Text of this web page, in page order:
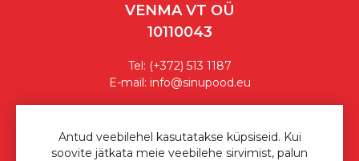
VENMA VT OÜ
10110043
Tel: (+372) 513 1187
E-mail: info@sinupood.eu
Ostutingimused
Privaatsuspoliitika
Antud veebilehel kasutatakse küpsiseid. Kui
soovite jätkata meie veebilehe sirvimist, palun